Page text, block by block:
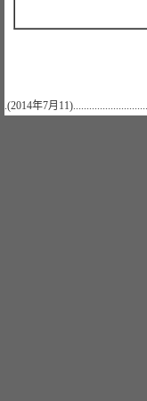
.(2014年7月